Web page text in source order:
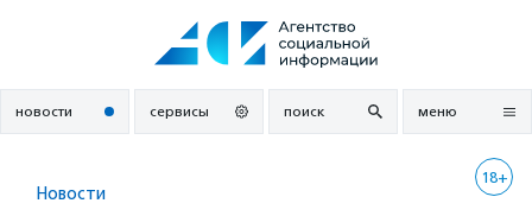
новости сервисы поиск меню
18+
Новости